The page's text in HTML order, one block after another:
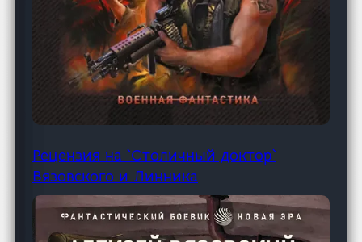
Рецензия на `Столичный доктор`
Вязовского и Линника